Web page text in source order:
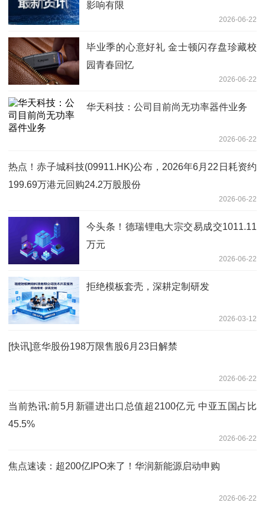
影响有限
2026-06-22
毕业季的心意好礼 金士顿闪存盘珍藏校
园青春回忆
2026-06-22
华天科技：公司目前尚无功率器件业务
2026-06-22
热点！赤子城科技(09911.HK)公布，2026年6月22日耗资约
199.69万港元回购24.2万股股份
2026-06-22
今头条！德瑞锂电大宗交易成交1011.11
万元
2026-06-22
拒绝模板套壳，深耕定制研发
2026-03-12
[快讯]意华股份198万限售股6月23日解禁
2026-06-22
当前热讯:前5月新疆进出口总值超2100亿元 中亚五国占比
45.5%
2026-06-22
焦点速读：超200亿IPO来了！华润新能源启动申购
2026-06-22